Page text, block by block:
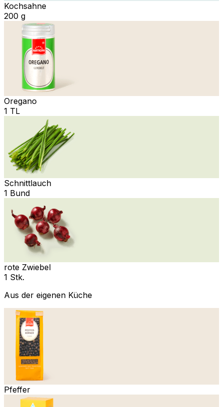
Kochsahne
200 g
Oregano
1 TL
Schnittlauch
1 Bund
rote Zwiebel
1 Stk.
Aus der eigenen Küche
Pfeffer